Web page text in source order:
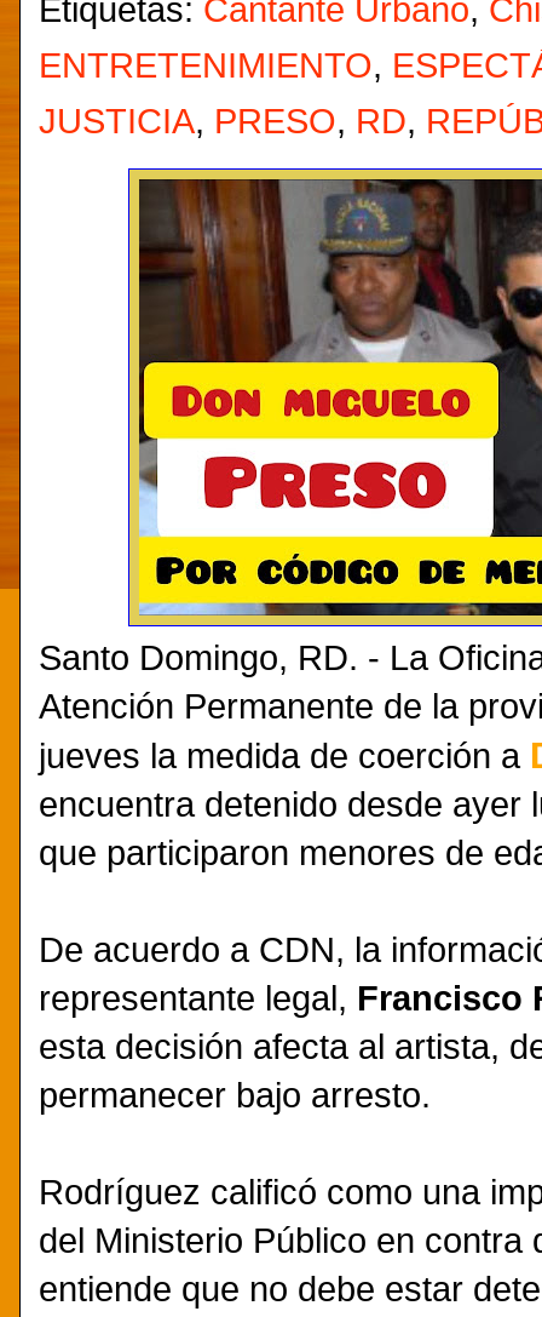
Etiquetas: Cantante Urbano,
ENTRETENIMIENTO,
JUSTICIA, PRESO, RD,
Santo Domingo, RD. - La
Atención Permanente de la
jueves la medida de coerción a
encuentra detenido desde ayer
que participaron menores de
De acuerdo a CDN, la
representante legal, Francisco
esta decisión afecta al artista,
permanecer bajo arresto.
Rodríguez calificó como una
del Ministerio Público en contra
entiende que no debe estar